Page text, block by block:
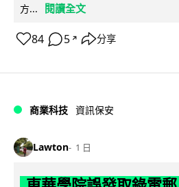
方...
閱讀全文
84 5 ↗ 分享
商業科技 資訊保安
Lawton 1 日